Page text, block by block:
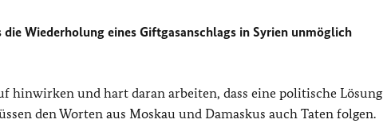
Wiederholung eines Giftgasanschlags in Syrien unmöglich
hinwirken und hart daran arbeiten, dass eine politische Lösung
den Worten aus Moskau und Damaskus auch Taten folgen.